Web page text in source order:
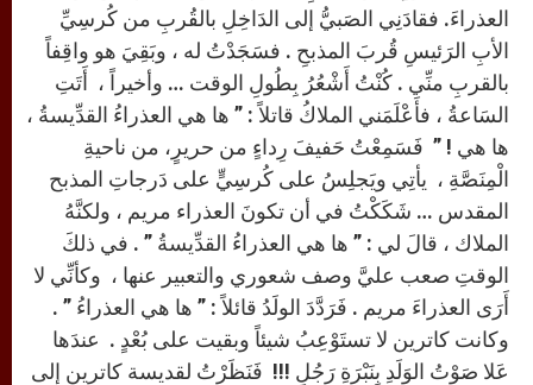
العذراءَ. فقادَنِي الصَبيُّ إلى الدَاخِلِ بالقُربِ من كُرسِيِّ
الأبِ الرَئيسِ قُربَ المذبحِ . فسَجَدْتُ له ، وبَقِيَ هو واقِفاً
بالقربِ منِّي . كُنْتُ أَشْعُرُ بِطُولِ الوقت … وأخيراً ، أَتَتِ
السَاعةُ ، فأَعْلَمَني الملاكُ قاتلاً : ” ها هي العذراءُ القدِّيسةُ ،
ها هي ! ” فَسَمِعْتُ حَفيفَ رِداءٍ من حريرٍ، من ناحيةِ
الْمِنَصَّةِ ، يأتِي ويَجلِسُ على كُرسِيٍّ على دَرجاتِ المذبح
المقدس … شَكَكْتُ في أن تكونَ العذراء مريم ، ولكنَّهُ
الملاك ، قالَ لي : ” ها هي العذراءُ القدِّيسةُ ” . في ذلكَ
الوقتِ صعب عليَّ وصف شعوري والتعبير عنها ، وكأنِّي لا
أَرَى العذراءَ مريم . فَرَدَّدَ الولَدُ قائلاً : ” ها هي العذراءُ ” .
وكانت كاترين لا تستَوْعِبُ شيئاً وبقيت على بُعْدٍ . عندَها
عَلا صَوْتُ الوَلَدِ بِنَبْرَةِ رَجُلٍ !!! فَنَظَرْتُ لقديسة كاترين إلى